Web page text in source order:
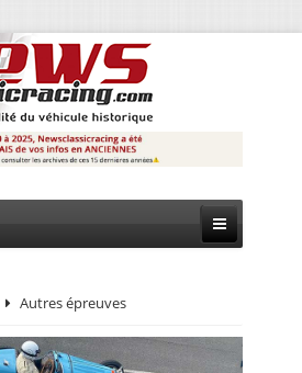
Autres épreuves